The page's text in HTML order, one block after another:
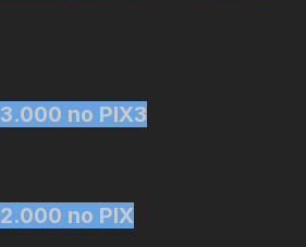
no PIX3
no PIX